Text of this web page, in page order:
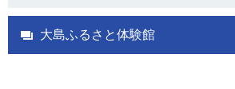
大島ふるさと体験館